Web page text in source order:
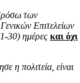
των
Επιτελείων
30) ημέρες και όχι
η πολιτεία, είναι